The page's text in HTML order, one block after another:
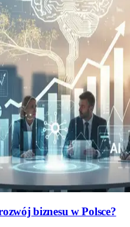
biznesu w Polsce?